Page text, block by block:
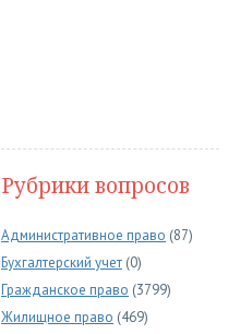
Рубрики вопросов
Административное право (87)
Бухгалтерский учет (0)
Гражданское право (3799)
Жилищное право (469)